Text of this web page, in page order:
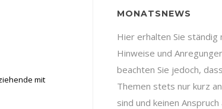
mit
MONATSNEWS
Hier erhalten Sie ständig
Hinweise und
beachten Sie jedoch,
Themen stets nur kurz
sind und keinen Anspruch